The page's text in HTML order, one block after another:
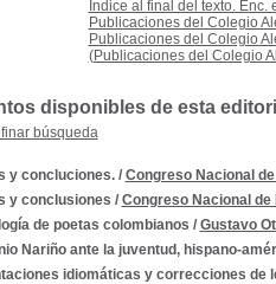
Indice al final del texto. Enc.
Publicaciones del Colegio
Publicaciones del Colegio
(Publicaciones del Colegio
disponibles de esta
búsqueda
y concluciones./ Congreso Nacional
y conclusiones / Congreso Nacional
de poetas colombianos / Gustavo
Nariño ante la juventud, hispano-
idiomáticas y correcciones de